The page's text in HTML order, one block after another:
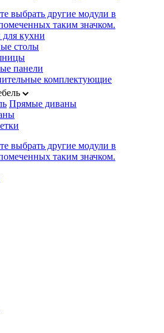
выбрать другие модули в
таким значком.
кухни
столы
панели
комплектующие
Прямые диваны
выбрать другие модули в
таким значком.